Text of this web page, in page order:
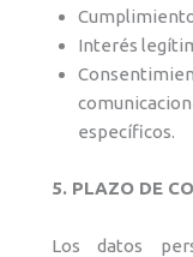
Interés
específicos.
5. PLAZO DE
Los datos